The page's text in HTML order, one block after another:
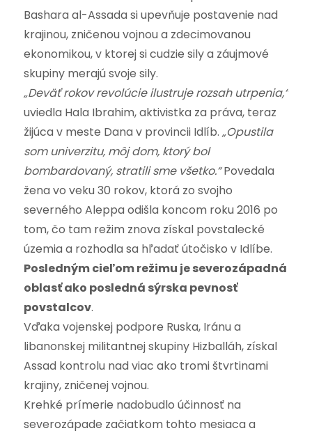
Bashara al-Assada si upevňuje postavenie nad
krajinou, zničenou vojnou a zdecimovanou
ekonomikou, v ktorej si cudzie sily a záujmové
skupiny merajú svoje sily.
„Deväť rokov revolúcie ilustruje rozsah utrpenia,“
uviedla Hala Ibrahim, aktivistka za práva, teraz
žijúca v meste Dana v provincii Idlíb. „Opustila
som univerzitu, môj dom, ktorý bol
bombardovaný, stratili sme všetko.“Povedala
žena vo veku 30 rokov, ktorá zo svojho
severného Aleppa odišla koncom roku 2016 po
tom, čo tam režim znova získal povstalecké
územia a rozhodla sa hľadať útočisko v Idlíbe.
Posledným cieľom režimu je severozápadná
oblasť ako posledná sýrska pevnosť
povstalcov.
Vďaka vojenskej podpore Ruska, Iránu a
libanonskej militantnej skupiny Hizballáh, získal
Assad kontrolu nad viac ako tromi štvrtinami
krajiny, zničenej vojnou.
Krehké prímerie nadobudlo účinnosť na
severozápade začiatkom tohto mesiaca a